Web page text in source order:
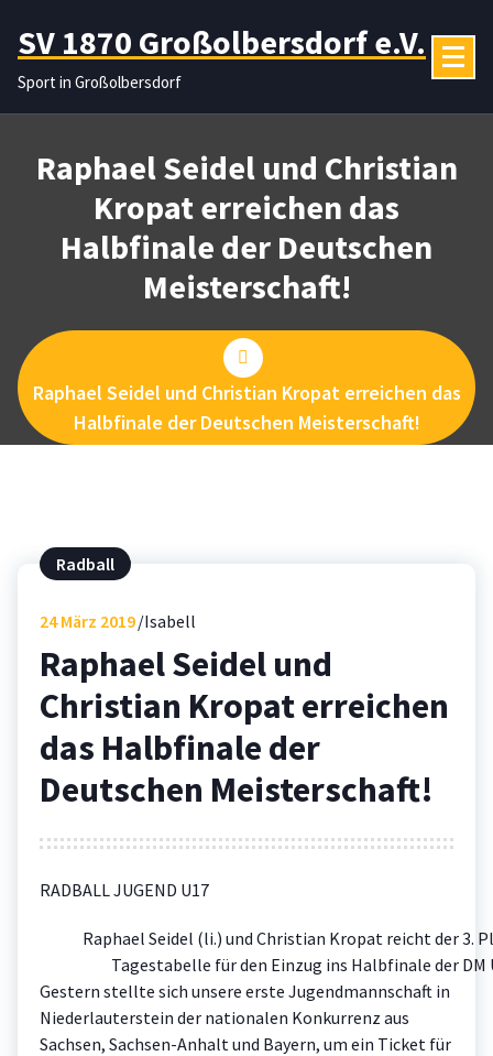
Inhalt
springen
SV 1870 Großolbersdorf e.V.
Sport in Großolbersdorf
Raphael Seidel und Christian
Kropat erreichen das
Halbfinale der Deutschen
Meisterschaft!
Raphael Seidel und Christian Kropat erreichen das
Halbfinale der Deutschen Meisterschaft!
Radball
24März 2019 Isabell
Raphael Seidel und
Christian Kropat erreichen
das Halbfinale der
Deutschen Meisterschaft!
RADBALL JUGEND U17
Raphael Seidel (li.) und Christian Kropat reicht der 3.
Tagestabelle für den Einzug ins Halbfinale der DM
Gestern stellte sich unsere erste Jugendmannschaft in
Niederlauterstein der nationalen Konkurrenz aus
Sachsen, Sachsen-Anhalt und Bayern, um ein Ticket für